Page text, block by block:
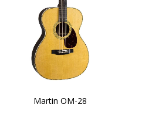
Martin OM-28